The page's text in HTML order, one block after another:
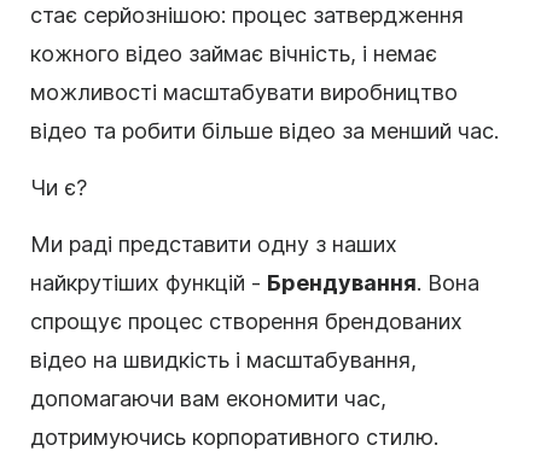
стає серйознішою: процес затвердження
кожного відео займає вічність, і немає
можливості масштабувати виробництво
відео та робити більше відео за менший час.
Чи є?
Ми раді представити одну з наших
найкрутіших функцій - Брендування. Вона
спрощує процес створення брендованих
відео на швидкість і масштабування,
допомагаючи вам економити час,
дотримуючись корпоративного стилю.